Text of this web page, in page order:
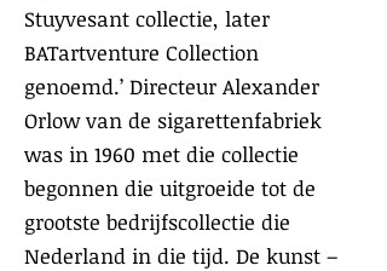
Stuyvesant collectie, later
BATartventure Collection
genoemd.’ Directeur Alexander
Orlow van de sigarettenfabriek
was in 1960 met die collectie
begonnen die uitgroeide tot de
grootste bedrijfscollectie die
Nederland in die tijd. De kunst –